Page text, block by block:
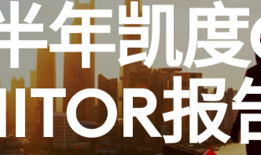
年凯
报